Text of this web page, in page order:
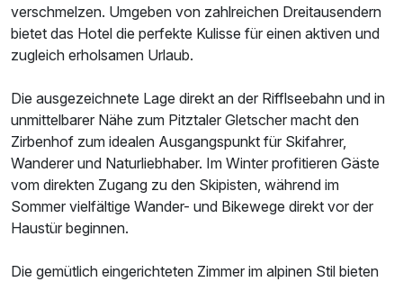
Ausstattung
verschmelzen. Umgeben von zahlreichen Dreitausendern
bietet das Hotel die perfekte Kulisse für einen aktiven und
zugleich erholsamen Urlaub.
Die ausgezeichnete Lage direkt an der Rifflseebahn und in
unmittelbarer Nähe zum Pitztaler Gletscher macht den
Zirbenhof zum idealen Ausgangspunkt für Skifahrer,
Wanderer und Naturliebhaber. Im Winter profitieren Gäste
vom direkten Zugang zu den Skipisten, während im
Sommer vielfältige Wander- und Bikewege direkt vor der
Haustür beginnen.
Die gemütlich eingerichteten Zimmer im alpinen Stil bieten